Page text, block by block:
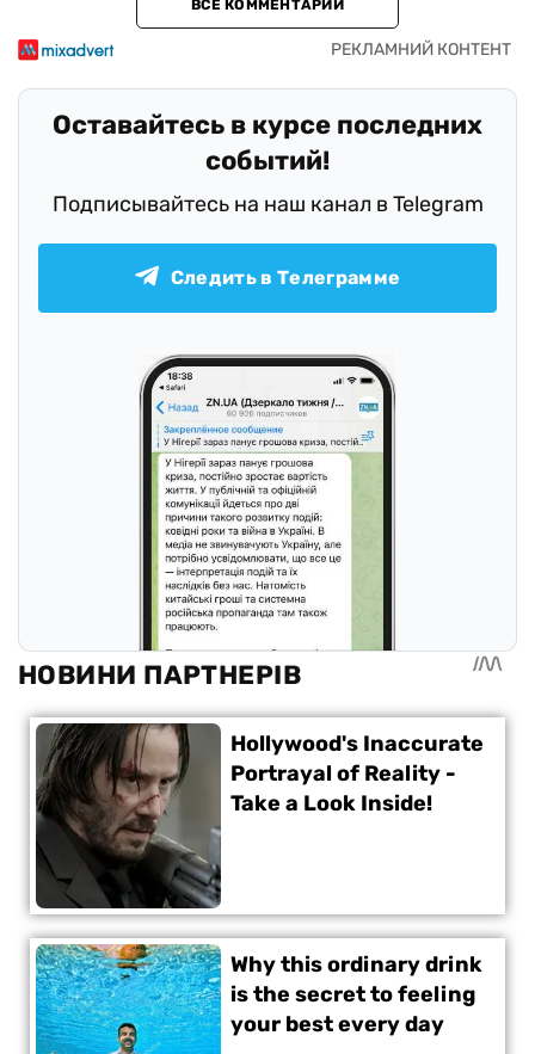
ВСЕ КОММЕНТАРИИ
Оставайтесь в курсе последних
событий!
Подписывайтесь на наш канал в Telegram
Следить в Телеграмме